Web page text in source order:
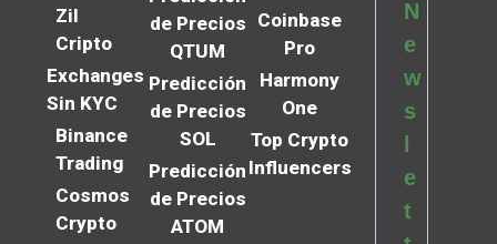
Zil
Cripto
Exchanges
Sin KYC
Binance
Trading
Cosmos
Crypto
de Precios
QTUM
Predicción
de Precios
SOL
Predicción
de Precios
ATOM
Coinbase
Pro
Harmony
One
Top Crypto
Influencers
N
e
w
s
e
t